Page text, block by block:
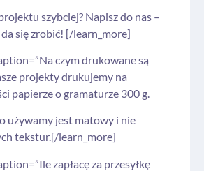
szybciej? Napisz do nas –
się zrobić! [/learn_more]
czym drukowane są
projekty drukujemy na
papierze o gramaturze 300 g.
używamy jest matowy i nie
tekstur.[/learn_more]
zapłacę za przesyłkę